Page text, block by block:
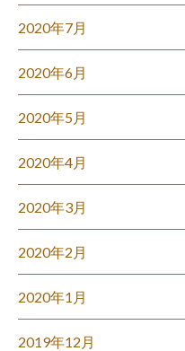
2020年7月
2020年6月
2020年5月
2020年4月
2020年3月
2020年2月
2020年1月
2019年12月